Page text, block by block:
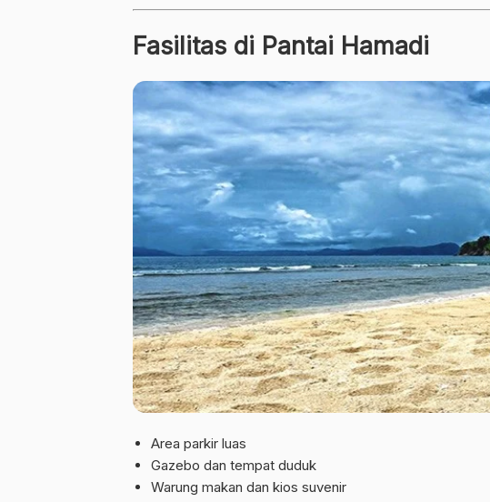
Fasilitas di Pantai Hamadi
Area parkir luas
Gazebo dan tempat duduk
Warung makan dan kios suvenir